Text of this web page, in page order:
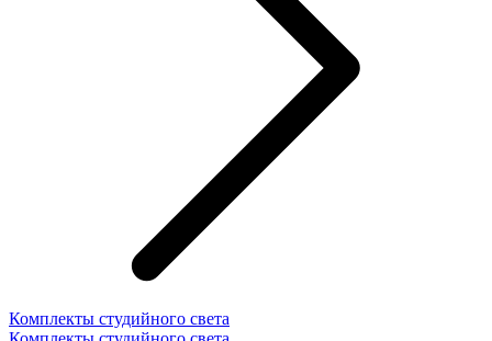
Комплекты студийного света